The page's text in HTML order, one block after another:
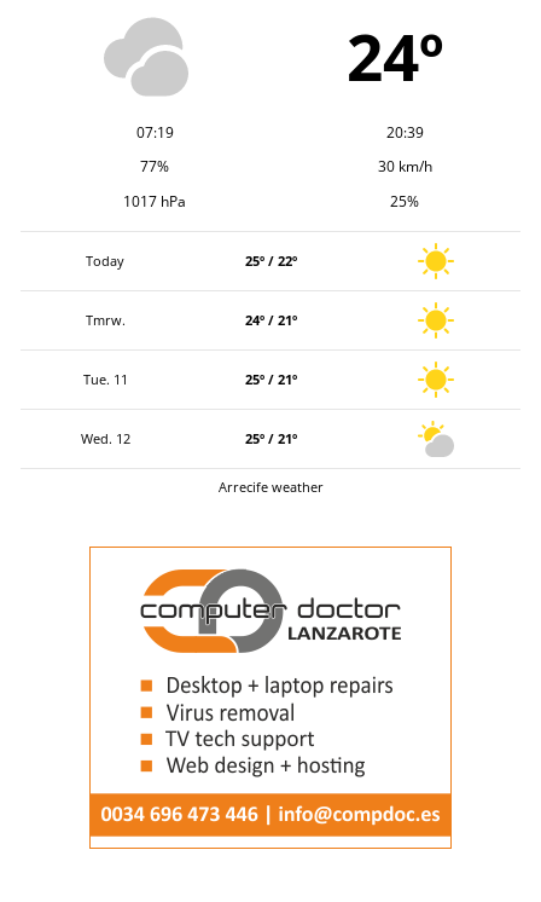
24º
07:19
20:39
77%
30 km/h
1017 hPa
25%
Today 25º / 22º
Tmrw. 24º / 21º
Tue. 11 25º / 21º
Wed. 12 25º / 21º
Arrecife weather